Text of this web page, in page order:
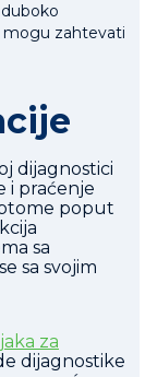
mogu zahtevati
dijagnostici
i praćenje
poput
sa
sa svojim
za
dijagnostike